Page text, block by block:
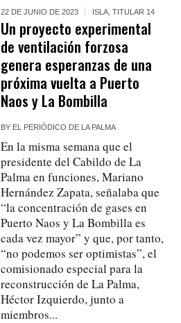
22 DE JUNIO DE 2023 ISLA ,TITULAR 14
Un proyecto experimental
de ventilación forzosa
genera esperanzas de una
próxima vuelta a Puerto
Naos y La Bombilla
BY EL PERIÓDICO DE LA PALMA
En la misma semana que el
presidente del Cabildo de La
Palma en funciones, Mariano
Hernández Zapata, señalaba que
“la concentración de gases en
Puerto Naos y La Bombilla es
cada vez mayor” y que, por tanto,
“no podemos ser optimistas”, el
comisionado especial para la
reconstrucción de La Palma,
Héctor Izquierdo, junto a
miembros...